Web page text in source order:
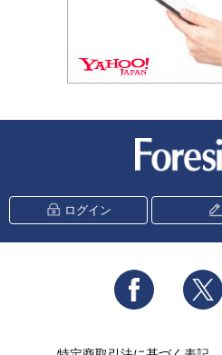
ログイン
Facebook